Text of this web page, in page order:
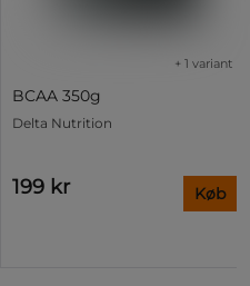
BCAA 350g
+ 1 variant
Delta Nutrition
199 kr Køb